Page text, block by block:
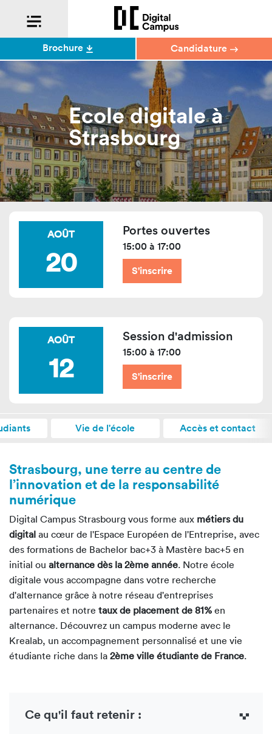
Ecole digitale à
Strasbourg
AOÛT
20
Portes ouvertes
15:00 à 17:00
S'inscrire
AOÛT
12
Session d'admission
15:00 à 17:00
S'inscrire
Vie de l'école Accès et contact
Strasbourg, une terre au centre de
l’innovation et de la responsabilité
numérique
Digital Campus Strasbourg vous forme aux métiers du
digital au cœur de l'Espace Européen de l'Entreprise, avec
des formations de Bachelor bac+3 à Mastère bac+5 en
initial ou alternance dès la 2ème année. Notre école
digitale vous accompagne dans votre recherche
d'alternance grâce à notre réseau d'entreprises
partenaires et notre taux de placement de 81% en
alternance. Découvrez un campus moderne avec le
Krealab, un accompagnement personnalisé et une vie
étudiante riche dans la 2ème ville étudiante de France.
Ce qu'il faut retenir :
Brochure Candidature